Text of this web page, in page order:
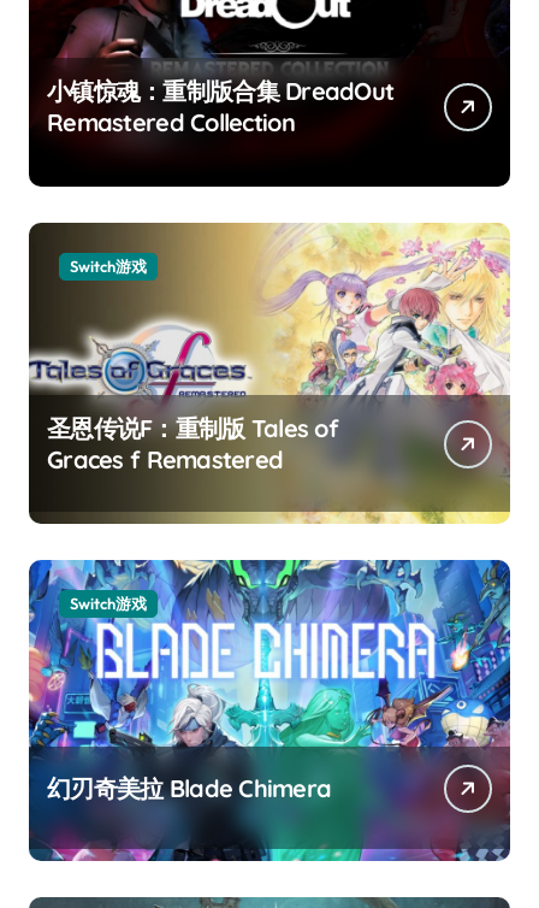
小镇惊魂：重制版合集 DreadOut
Remastered Collection
Switch游戏
圣恩传说F：重制版 Tales of
Graces f Remastered
Switch游戏
幻刃奇美拉 Blade Chimera